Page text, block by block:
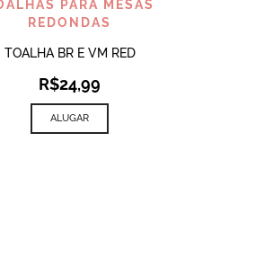
PARA MESAS
REDONDAS
TOALHA BR E VM RED
R$24,99
ALUGAR